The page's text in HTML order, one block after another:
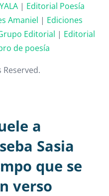
| Editorial Poesía
Amaniel | Ediciones
Editorial | Editorial
de poesía
a
Sasia
que se
verso